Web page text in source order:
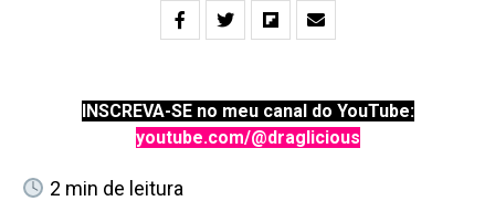
INSCREVA-SE no meu canal do YouTube:
youtube.com/@draglicious
2 min de leitura